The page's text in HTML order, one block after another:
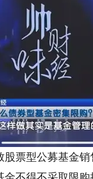
票型公募基金